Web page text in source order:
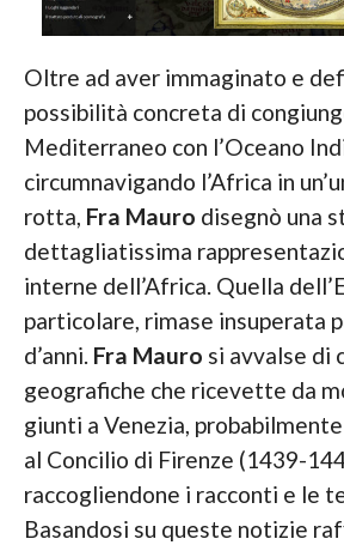
Oltre ad aver immaginato e
possibilità concreta di
Mediterraneo con l’Oceano
circumnavigando l’Africa in
rotta, Fra Mauro disegnò una
dettagliatissima
interne dell’Africa. Quella
particolare, rimase insuperata
d’anni. Fra Mauro si avvalse di
geografiche che ricevette da
giunti a Venezia,
al Concilio di Firenze (1439-
raccogliendone i racconti e le
Basandosi su queste notizie